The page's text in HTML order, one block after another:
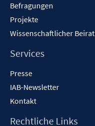
Befragungen
Projekte
Wissenschaftlicher Beirat
Services
Presse
IAB-Newsletter
Kontakt
Rechtliche Links